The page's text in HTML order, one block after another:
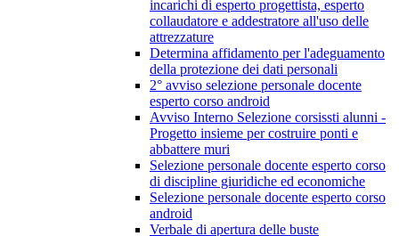
incarichi di esperto progettista, esperto
collaudatore e addestratore all'uso delle
attrezzature
Determina affidamento per l'adeguamento
della protezione dei dati personali
2° avviso selezione personale docente
esperto corso android
Avviso Interno Selezione corsissti alunni -
Progetto insieme per costruire ponti e
abbattere muri
Selezione personale docente esperto corso
di discipline giuridiche ed economiche
Selezione personale docente esperto corso
android
Verbale di apertura delle buste